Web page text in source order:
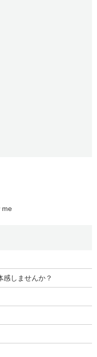
me
感しませんか？